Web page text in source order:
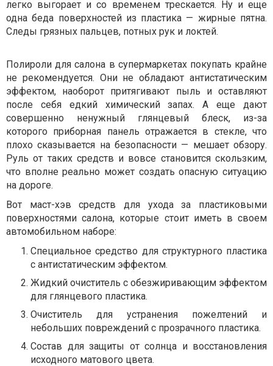
легко выгорает и со временем трескается. Ну и еще
одна беда поверхностей из пластика — жирные пятна.
Следы грязных пальцев, потных рук и локтей.
Полироли для салона в супермаркетах покупать крайне
не рекомендуется. Они не обладают антистатическим
эффектом, наоборот притягивают пыль и оставляют
после себя едкий химический запах. А еще дают
совершенно ненужный глянцевый блеск, из-за
которого приборная панель отражается в стекле, что
плохо сказывается на безопасности — мешает обзору.
Руль от таких средств и вовсе становится скользким,
что вполне реально может создать опасную ситуацию
на дороге.
Вот маст-хэв средств для ухода за пластиковыми
поверхностями салона, которые стоит иметь в своем
автомобильном наборе:
Специальное средство для структурного пластика
с антистатическим эффектом.
Жидкий очиститель с обезжиривающим эффектом
для глянцевого пластика.
Очиститель для устранения пожелтений и
небольших повреждений с прозрачного пластика.
Состав для защиты от солнца и восстановления
исходного матового цвета.